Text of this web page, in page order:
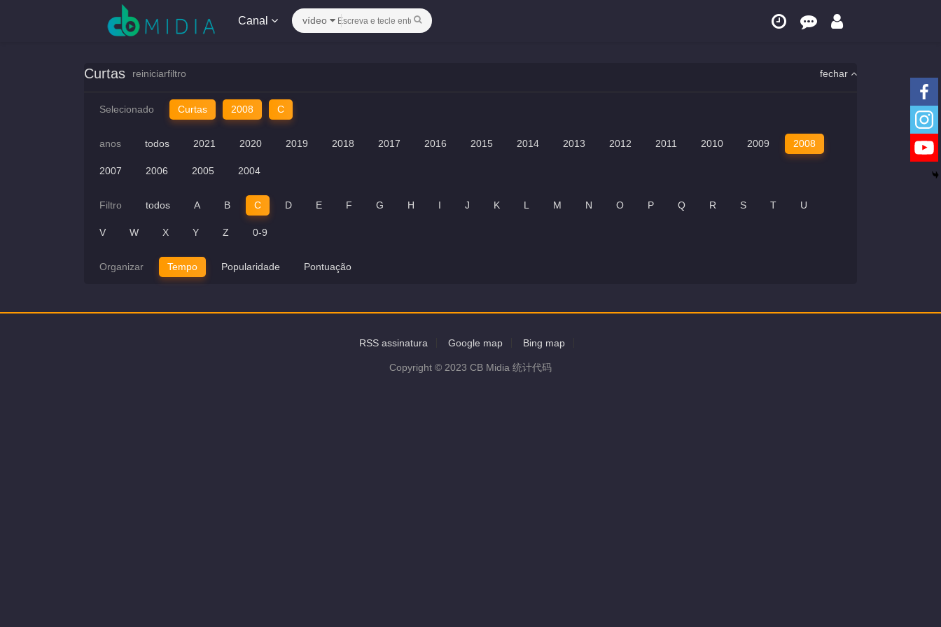
Canal vídeo
fechar
Curtas reiniciarfiltro
Selecionado Curtas 2008 C
anos todos 2021 2020 2019 2018 2017 2016 2015 2014 2013 2012 2011 2010 2009 2008
2007 2006 2005 2004
Filtro todos A B C D E F G H I J K L M N O P Q R S T U
V W X Y Z 0-9
Organizar Tempo Popularidade Pontuação
RSS assinatura Google map Bing map
Copyright © 2023 CB Midia 统计代码